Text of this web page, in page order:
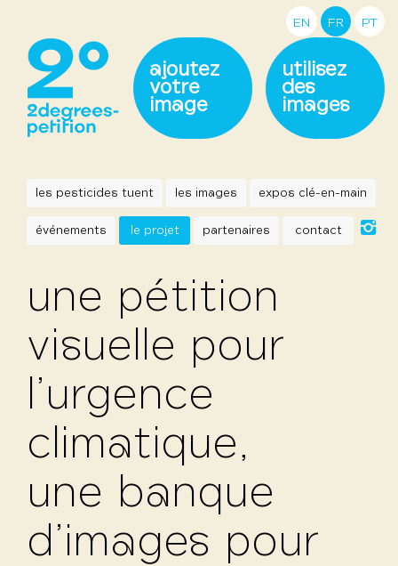
ajoutez
votre
image
utilisez
des
images
les pesticides tuent les images expos clé-en-main
événements le projet partenaires contact
une pétition
visuelle pour
l’urgence
climatique,
une banque
d’images pour
EN FR PT